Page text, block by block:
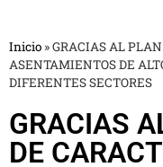
Inicio »GRACIAS AL
ASENTAMIENTOS DE
DIFERENTES SECTORES
GRACIAS
DE